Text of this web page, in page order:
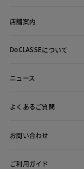
店舗案内
DoCLASSEについて
ニュース
よくあるご質問
お問い合わせ
ご利用ガイド